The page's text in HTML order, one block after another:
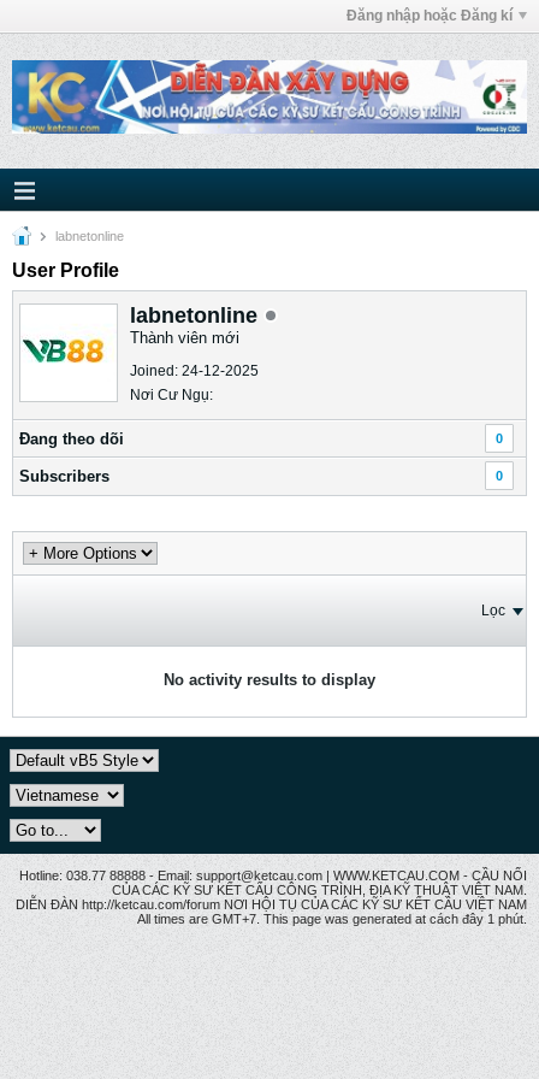
Đăng nhập hoặc Đăng kí
labnetonline
User Profile
labnetonline
Thành viên mới
Joined: 24-12-2025
Nơi Cư Ngụ:
Ðang theo dõi 0
Subscribers 0
Lọc
No activity results to display
Hotline: 038.77 88888 - Email: support@ketcau.com | WWW.KETCAU.COM - CẦU NỐI
CỦA CÁC KỸ SƯ KẾT CẤU CÔNG TRÌNH, ĐỊA KỸ THUẬT VIỆT NAM.
DIỄN ĐÀN http://ketcau.com/forum NƠI HỘI TỤ CỦA CÁC KỸ SƯ KẾT CÂU VIỆT NAM
All times are GMT+7. This page was generated at cách đây 1 phút.